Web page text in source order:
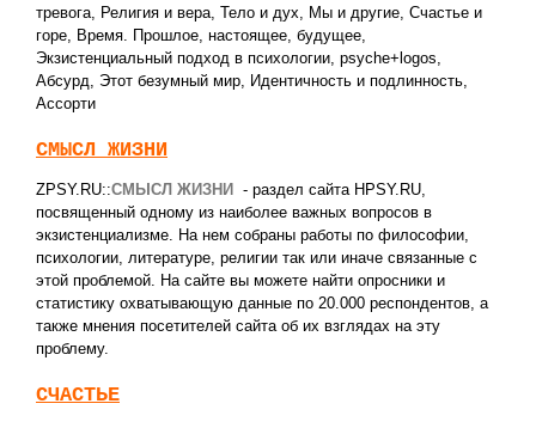
тревога Религия и вера Тело и дух Мы и другие Счастье и
горе Время. Прошлое, настоящее, будущее
Экзистенциальный подход в психологии psyche+logos
Абсурд
Этот безумный мир Идентичность и подлинность
Ассорти
СМЫСЛ ЖИЗНИ
ZPSY.RU::СМЫСЛ ЖИЗНИ - раздел сайта HPSY.RU,
посвященный одному из наиболее важных вопросов в
экзистенциализме. На нем собраны работы по философии,
психологии, литературе, религии так или иначе связанные с
этой проблемой. На сайте вы можете найти опросники и
статистику охватывающую данные по 20.000 респондентов, а
также мнения посетителей сайта об их взглядах на эту
проблему.
СЧАСТЬЕ